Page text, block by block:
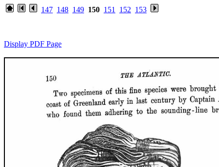
147 148 149 150 151 152 153
Display PDF Page